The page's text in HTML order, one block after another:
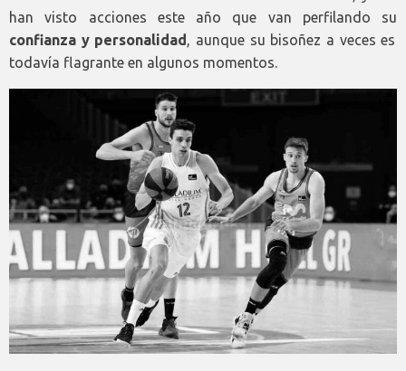
han visto acciones este año que van perfilando su
confianza y personalidad , aunque su bisoñez a veces es
todavía flagrante en algunos momentos.